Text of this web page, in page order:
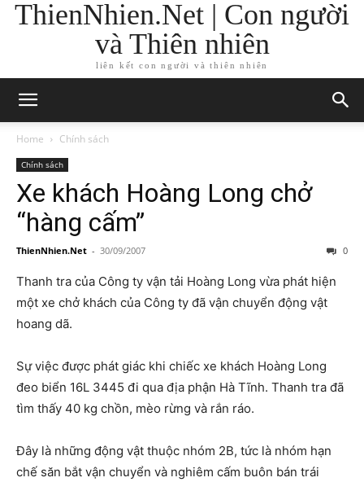
ThienNhien.Net | Con người
và Thiên nhiên
liên kết con người và thiên nhiên
Home Chính sách
Chính sách
Xe khách Hoàng Long chở
“hàng cấm”
ThienNhien.Net - 30/09/2007 0
Thanh tra của Công ty vận tải Hoàng Long vừa phát hiện
một xe chở khách của Công ty đã vận chuyển động vật
hoang dã.
Sự việc được phát giác khi chiếc xe khách Hoàng Long
đeo biển 16L 3445 đi qua địa phận Hà Tĩnh. Thanh tra đã
tìm thấy 40 kg chồn, mèo rừng và rắn ráo.
Đây là những động vật thuộc nhóm 2B, tức là nhóm hạn
chế săn bắt vận chuyển và nghiêm cấm buôn bán trái